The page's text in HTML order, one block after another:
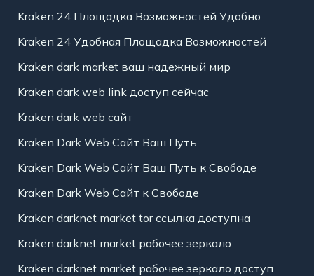
Kraken 24 Площадка Возможностей Удобно
Kraken 24 Удобная Площадка Возможностей
Kraken dark market ваш надежный мир
Kraken dark web link доступ сейчас
Kraken dark web сайт
Kraken Dark Web Сайт Ваш Путь
Kraken Dark Web Сайт Ваш Путь к Свободе
Kraken Dark Web Сайт к Свободе
Kraken darknet market tor ссылка доступна
Kraken darknet market рабочее зеркало
Kraken darknet market рабочее зеркало доступ